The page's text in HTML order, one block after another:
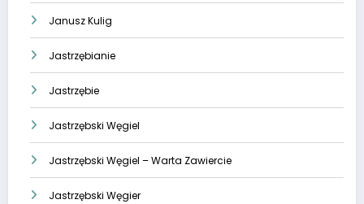
Janusz Kulig
Jastrzębianie
Jastrzębie
Jastrzębski Węgiel
Jastrzębski Węgiel – Warta Zawiercie
Jastrzębski Węgier